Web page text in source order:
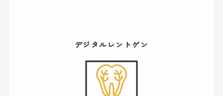
デジタルレントゲン